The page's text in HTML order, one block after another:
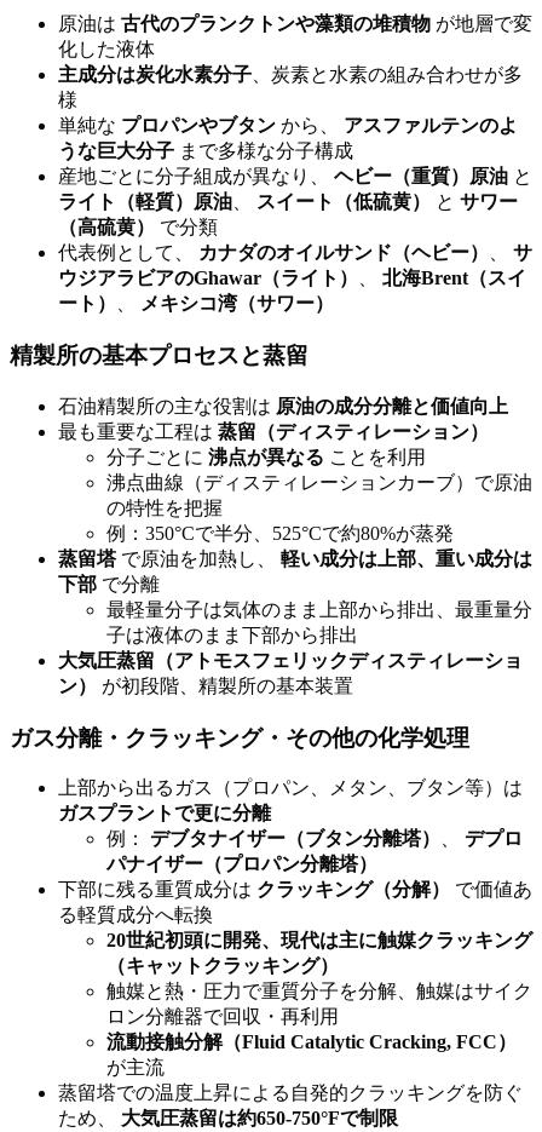
原油は 古代のプランクトンや藻類の堆積物 が地層で変
化した液体
主成分は炭化水素分子 、炭素と水素の組み合わせが多
様
単純な プロパンやブタン から、 アスファルテンのよ
うな巨大分子 まで多様な分子構成
産地ごとに分子組成が異なり、 ヘビー（重質）原油 と
ライト（軽質）原油
スイート（低硫黄） と サワー
（高硫黄）
で分類
代表例として、
カナダのオイルサンド（ヘビー）
サ
ウジアラビアのGhawar（ライト）
北海Brent（スイ
ート）
メキシコ湾（サワー）
精製所の基本プロセスと蒸留
石油精製所の主な役割は 原油の成分分離と価値向上
最も重要な工程は 蒸留（ディスティレーション）
分子ごとに 沸点が異なる ことを利用
沸点曲線（ディスティレーションカーブ）で原油
の特性を把握
例：350°Cで半分、525°Cで約80%が蒸発
蒸留塔で原油を加熱し、 軽い成分は上部、重い成分は
下部 で分離
最軽量分子は気体のまま上部から排出、最重量分
子は液体のまま下部から排出
大気圧蒸留（アトモスフェリックディスティレーショ
ン）
が初段階、精製所の基本装置
ガス分離・クラッキング・その他の化学処理
上部から出るガス（プロパン、メタン、ブタン等）は
ガスプラントで更に分離
例： デブタナイザー（ブタン分離塔）
デプロ
パナイザー（プロパン分離塔）
下部に残る重質成分は クラッキング（分解）
で価値あ
る軽質成分へ転換
20世紀初頭に開発、現代は主に触媒クラッキング
（キャットクラッキング）
触媒と熱・圧力で重質分子を分解、触媒はサイク
ロン分離器で回収・再利用
流動接触分解（Fluid Catalytic Cracking, FCC）
が主流
蒸留塔での温度上昇による自発的クラッキングを防ぐ
ため、 大気圧蒸留は約650-750°Fで制限